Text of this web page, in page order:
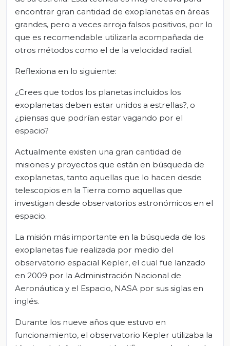
encontrar gran cantidad de exoplanetas en áreas
grandes, pero a veces arroja falsos positivos, por lo
que es recomendable utilizarla acompañada de
otros métodos como el de la velocidad radial.
Reflexiona en lo siguiente:
¿Crees que todos los planetas incluidos los
exoplanetas deben estar unidos a estrellas?, o
¿piensas que podrían estar vagando por el
espacio?
Actualmente existen una gran cantidad de
misiones y proyectos que están en búsqueda de
exoplanetas, tanto aquellas que lo hacen desde
telescopios en la Tierra como aquellas que
investigan desde observatorios astronómicos en el
espacio.
La misión más importante en la búsqueda de los
exoplanetas fue realizada por medio del
observatorio espacial Kepler, el cual fue lanzado
en 2009 por la Administración Nacional de
Aeronáutica y el Espacio, NASA por sus siglas en
inglés.
Durante los nueve años que estuvo en
funcionamiento, el observatorio Kepler utilizaba la